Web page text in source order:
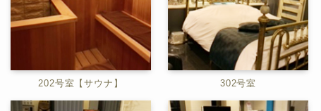
202号室【サウナ】 302号室